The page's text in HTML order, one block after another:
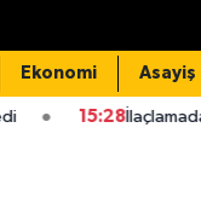
Ekonomi Asayiş
İlaçlamadan zehirlenen 9